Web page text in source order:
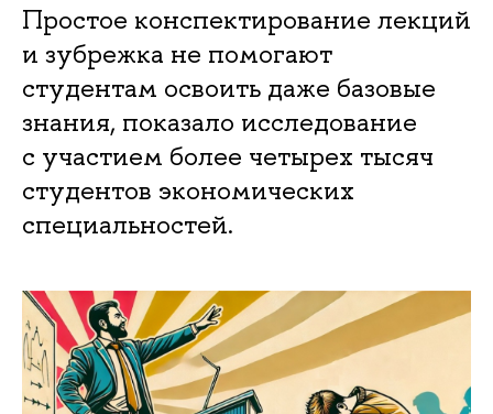
Простое конспектирование лекций
и зубрежка не помогают
студентам освоить даже базовые
знания, показало исследование
с участием более четырех тысяч
студентов экономических
специальностей.